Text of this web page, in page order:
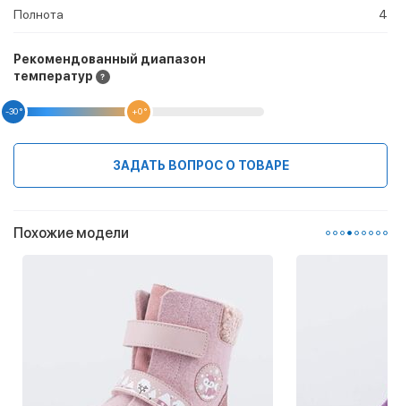
Полнота 4
Рекомендованный диапазон
температур
-30 ° +0 °
ЗАДАТЬ ВОПРОС О ТОВАРЕ
Похожие модели